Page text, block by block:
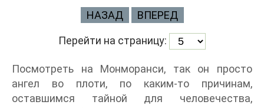
НАЗАД ВПЕРЕД
Перейти на страницу:
Посмотреть на Монморанси, так он просто
ангел во плоти, по каким-то причинам,
оставшимся тайной для человечества,